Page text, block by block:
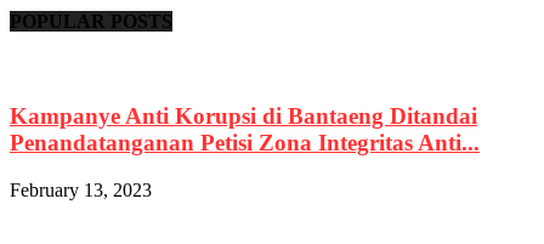
POPULAR POSTS
Kampanye Anti Korupsi di Bantaeng Ditandai
Penandatanganan Petisi Zona Integritas Anti...
February 13, 2023